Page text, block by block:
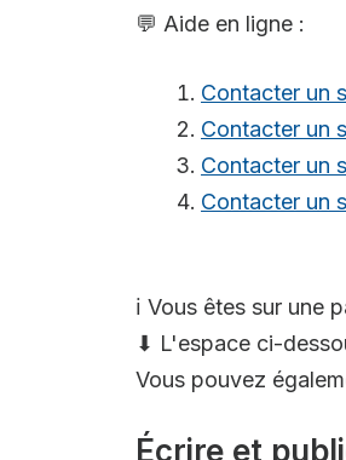
💬 Aide en ligne :
Contacter un
Contacter un
Contacter un
Contacter un
ℹ️ Vous êtes sur une
⬇ L'espace ci-
Vous pouvez
Écrire et